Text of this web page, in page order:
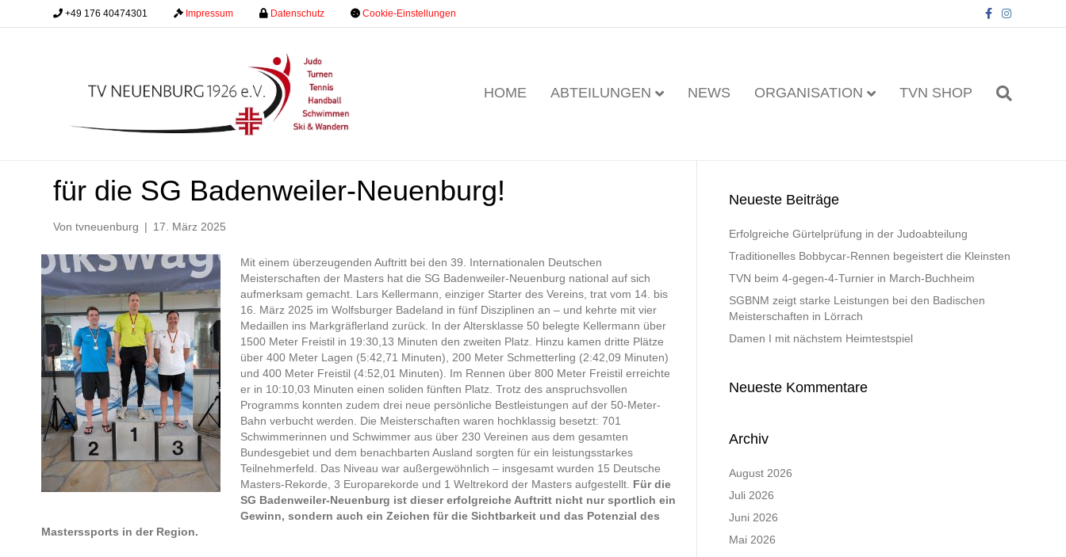
+49 176 40474301 Impressum Datenschutz Cookie-Einstellungen
c
I
s
a
m
HOME ABTEILUNGEN NEWS ORGANISATION TVN SHOP
für die SG Badenweiler-Neuenburg!
Vontvneuenburg | 17. März 2025
Mit einem überzeugenden Auftritt bei den 39. Internationalen Deutschen
Meisterschaften der Masters hat die SG Badenweiler-Neuenburg national auf sich
aufmerksam gemacht. Lars Kellermann, einziger Starter des Vereins, trat vom 14. bis
16. März 2025 im Wolfsburger Badeland in fünf Disziplinen an – und kehrte mit vier
Medaillen ins Markgräflerland zurück. In der Altersklasse 50 belegte Kellermann über
1500 Meter Freistil in 19:30,13 Minuten den zweiten Platz. Hinzu kamen dritte Plätze
über 400 Meter Lagen (5:42,71 Minuten), 200 Meter Schmetterling (2:42,09 Minuten)
und 400 Meter Freistil (4:52,01 Minuten). Im Rennen über 800 Meter Freistil erreichte
er in 10:10,03 Minuten einen soliden fünften Platz. Trotz des anspruchsvollen
Programms konnten zudem drei neue persönliche Bestleistungen auf der 50-Meter-
Bahn verbucht werden. Die Meisterschaften waren hochklassig besetzt: 701
Schwimmerinnen und Schwimmer aus über 230 Vereinen aus dem gesamten
Bundesgebiet und dem benachbarten Ausland sorgten für ein leistungsstarkes
Teilnehmerfeld. Das Niveau war außergewöhnlich – insgesamt wurden 15 Deutsche
Masters-Rekorde, 3 Europarekorde und 1 Weltrekord der Masters aufgestellt. Für die
SG Badenweiler-Neuenburg ist dieser erfolgreiche Auftritt nicht nur sportlich ein
Gewinn, sondern auch ein Zeichen für die Sichtbarkeit und das Potenzial des
Masterssports in der Region.
Neueste Beiträge
Erfolgreiche Gürtelprüfung in der Judoabteilung
Traditionelles Bobbycar-Rennen begeistert die Kleinsten
TVN beim 4-gegen-4-Turnier in March-Buchheim
SGBNM zeigt starke Leistungen bei den Badischen
Meisterschaften in Lörrach
Damen I mit nächstem Heimtestspiel
Neueste Kommentare
Archiv
August 2026
Juli 2026
Juni 2026
Mai 2026